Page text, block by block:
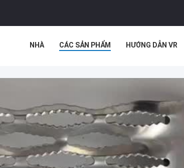
NHÀ CÁC SẢN PHẨM HƯỚNG DẪN VR